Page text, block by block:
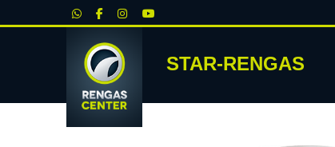
STAR-RENGAS